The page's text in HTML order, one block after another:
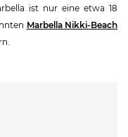
ist nur eine etwa 18
Marbella Nikki-Beach